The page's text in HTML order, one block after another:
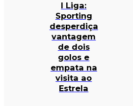
I Liga:
Sporting
desperdiça
vantagem
de dois
golos e
empata na
visita ao
Estrela